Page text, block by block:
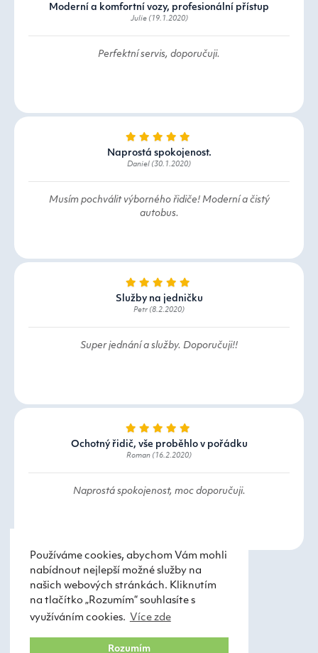
Používáme cookies, abychom Vám mohli
nabídnout nejlepší možné služby na
našich webových stránkách. Kliknutím
na tlačítko „Rozumím“ souhlasíte s
využíváním cookies. Více zde
Rozumím
Moderní a komfortní vozy, profesionální přístup
Julie (19.1.2020)
Perfektní servis, doporučuji.
Naprostá spokojenost.
Daniel (30.1.2020)
Musím pochválit výborného řidiče! Moderní a čistý
autobus.
Služby na jedničku
Petr (8.2.2020)
Super jednání a služby. Doporučuji!!
Ochotný řidič, vše proběhlo v pořádku
Roman (16.2.2020)
Naprostá spokojenost, moc doporučuji.
Taxi Praha Obchodní podmínky